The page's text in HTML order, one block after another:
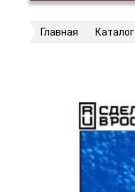
Главная Каталог